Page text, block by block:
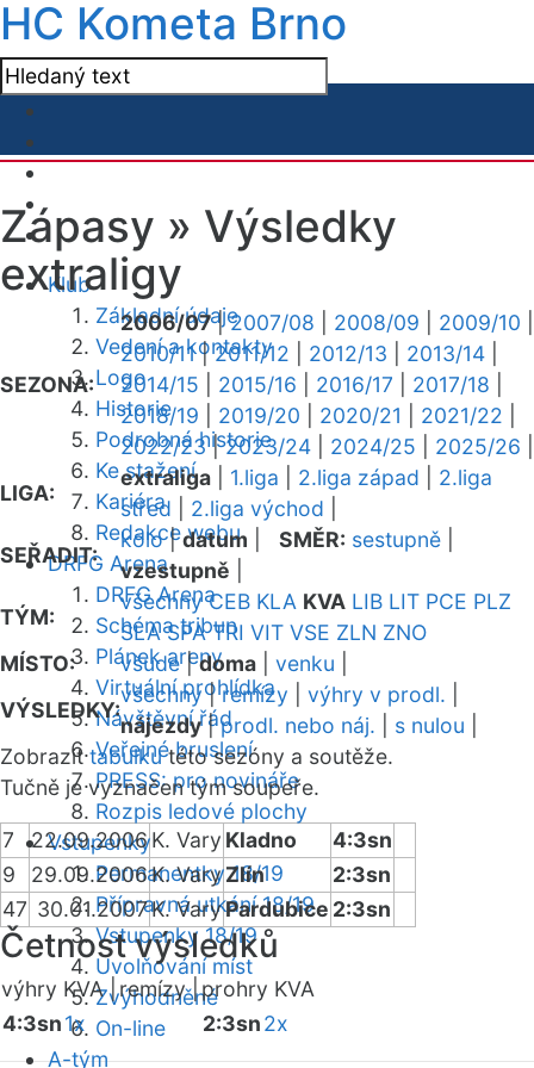
HC Kometa Brno
Klub
Základní údaje
Vedení a kontakty
Logo
Historie
Podrobná historie
Ke stažení
Kariéra
Redakce webu
DRFG Arena
DRFG Arena
Schéma tribun
Plánek areny
Virtuální prohlídka
Návštěvní řád
Veřejné bruslení
PRESS: pro novináře
Rozpis ledové plochy
Vstupenky
Permanentky 18/19
Přípravná utkání 18/19
Vstupenky 18/19
Uvolňování míst
Zvýhodněné
On-line
A-tým
Zápasy » Výsledky
extraligy
SEZONA:
2006/07|2007/08 2008/09 2009/10
2010/11|2011/12 2012/13 2013/14
2014/15
2015/16 2016/17 2017/18
2018/19
2019/20 2020/21 2021/22
2022/23|2023/24 2024/25 2025/26
LIGA:
extraliga 1.liga 2.liga západ
2.liga
střed
2.liga východ
SEŘADIT:
kolo|datum SMĚR: sestupně
vzestupně
TÝM:
všechny CEB KLA KVA LIB LIT PCE PLZ
SLA SPA TRI VIT VSE ZLN ZNO
MÍSTO:
všude|doma venku
VÝSLEDKY:
všechny|remízy výhry v prodl.
nájezdy|prodl. nebo náj. s nulou
Zobrazittabulkutéto sezóny a soutěže.
Tučně je vyznačen tým soupeře.
7 22.09.2006K. Vary Kladno
4:3sn
9
29.09.2006K. VaryZlín
2:3sn
47 30.01.2007K. VaryPardubice 2:3sn
Četnost výsledků
výhry KVA | remízy |prohry KVA
4:3sn1x 2:3sn2x